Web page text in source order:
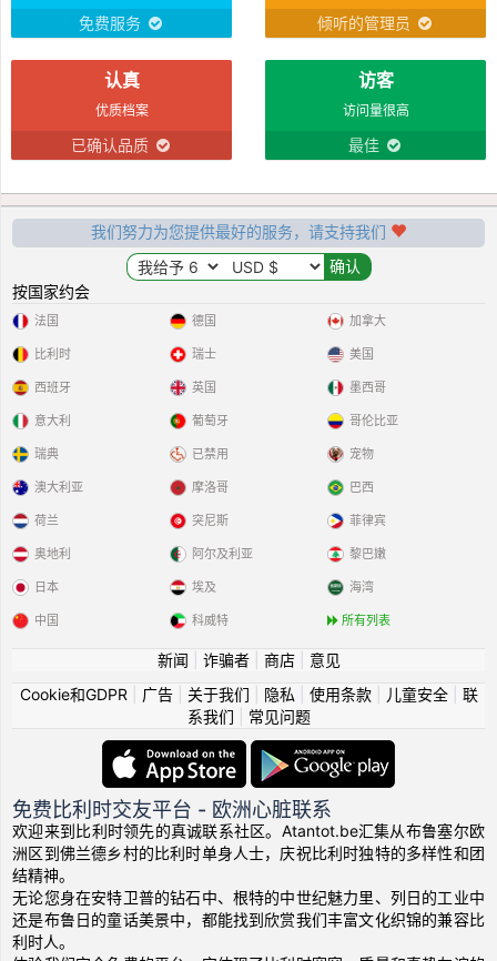
免费服务 倾听的管理员
认真
优质档案
已确认品质
访客
访问量很高
最佳
我们努力为您提供最好的服务，请支持我们
按国家约会
法国
比利时
西班牙
意大利
瑞典
德国
瑞士
英国
葡萄牙
已禁用
加拿大
美国
墨西哥
哥伦比亚
宠物
澳大利亚
荷兰
奥地利
日本
中国
摩洛哥
突尼斯
阿尔及利亚
埃及
科威特
巴西
菲律宾
黎巴嫩
海湾
所有列表
新闻 诈骗者| 商店| 意见
Cookie和GDPR
广告| 关于我们 隐私 使用条款| 儿童安全| 联
系我们
常见问题
免费比利时交友平台 - 欧洲心脏联系
欢迎来到比利时领先的真诚联系社区。Atantot.be汇集从布鲁塞尔欧
洲区到佛兰德乡村的比利时单身人士，庆祝比利时独特的多样性和团
结精神。
无论您身在安特卫普的钻石中、根特的中世纪魅力里、列日的工业中
还是布鲁日的童话美景中，都能找到欣赏我们丰富文化织锦的兼容比
利时人。